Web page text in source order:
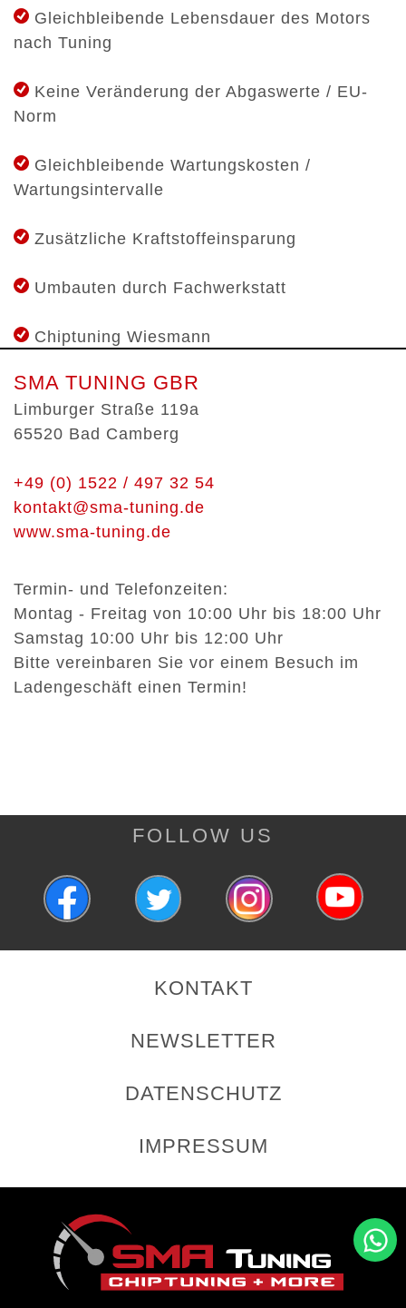
Gleichbleibende Lebensdauer des Motors
nach Tuning
Keine Veränderung der Abgaswerte / EU-
Norm
Gleichbleibende Wartungskosten /
Wartungsintervalle
Zusätzliche Kraftstoffeinsparung
Umbauten durch Fachwerkstatt
Chiptuning Wiesmann
SMA TUNING GBR
Limburger Straße 119a
65520 Bad Camberg
+49 (0) 1522 / 497 32 54
kontakt@sma-tuning.de
www.sma-tuning.de
Termin- und Telefonzeiten:
Montag - Freitag von 10:00 Uhr bis 18:00 Uhr
Samstag 10:00 Uhr bis 12:00 Uhr
Bitte vereinbaren Sie vor einem Besuch im
Ladengeschäft einen Termin!
FOLLOW US
KONTAKT
NEWSLETTER
DATENSCHUTZ
IMPRESSUM